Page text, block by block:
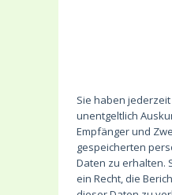
Sie haben jederzeit
unentgeltlich
Empfänger und
gespeicherten
Daten zu erhalten.
ein Recht, die